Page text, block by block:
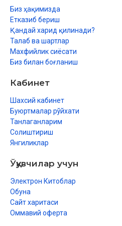
Сыпатлары
Шәкиртлери
Китаплары
Тәфсир бойынша
Хадис илими бойынша
Мусталаҳул ҳадис илими бойынша
Ақоид илими бойынша
Усулул фикх илими бойынша
Мийрас илими бойынша
Калам илими бойынша
Логика илими бойынша
Биз ҳақимизда
Етказиб бериш
Қандай харид қилинади?
Талаб ва шартлар
Махфийлик сиёсати
Биз билан боғланиш
Кабинет
Шахсий кабинет
Буюртмалар рўйхати
Танлаганларим
Солиштириш
Янгиликлар
Ўқувчилар учун
Электрон Китоблар
Обуна
Сайт харитаси
Оммавий оферта